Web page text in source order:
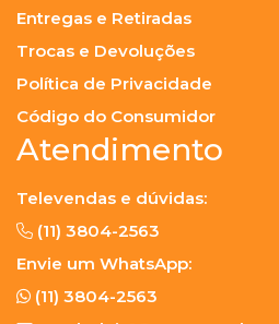
Entregas e Retiradas
Trocas e Devoluções
Política de Privacidade
Código do Consumidor
Atendimento
Televendas e dúvidas:
(11) 3804-2563
Envie um WhatsApp:
(11) 3804-2563